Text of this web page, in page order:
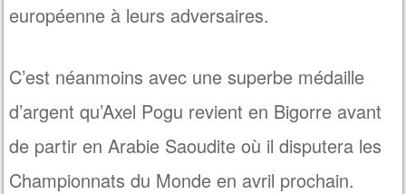
européenne à leurs adversaires.
C’est néanmoins avec une superbe médaille
d’argent qu’Axel Pogu revient en Bigorre avant
de partir en Arabie Saoudite où il disputera les
Championnats du Monde en avril prochain.